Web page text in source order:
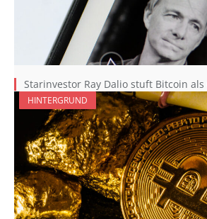
Starinvestor Ray Dalio stuft Bitcoin
HINTERGRUND